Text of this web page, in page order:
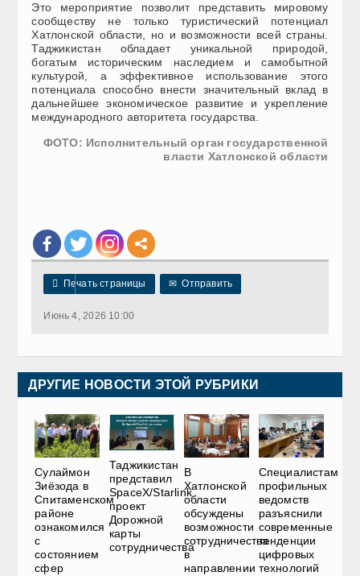
Это мероприятие позволит представить мировому
сообществу не только туристический потенциал
Хатлонской области, но и возможности всей страны.
Таджикистан обладает уникальной природой,
богатым историческим наследием и самобытной
культурой, а эффективное использование этого
потенциала способно внести значительный вклад в
дальнейшее экономическое развитие и укрепление
международного авторитета государства.
ФОТО: Исполнительный орган государственной
власти Хатлонской области
 Печать страницы ✉ Отправить
Июнь 4, 2026 10:00
ДРУГИЕ НОВОСТИ ЭТОЙ РУБРИКИ
Сулаймон
Зиёзода в
Спитаменском
районе
ознакомился
с
состоянием
сфер
Таджикистан
представил
SpaceX/Starlink
проект
Дорожной
карты
сотрудничества
В
Хатлонской
области
обсуждены
возможности
сотрудничества
в
направлении
Специалистам
профильных
ведомств
разъяснили
современные
тенденции
цифровых
технологий